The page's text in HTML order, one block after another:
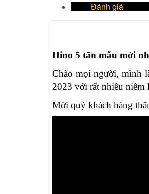
Đánh giá
Hino 5 tấn mẫu mới
Chào mọi người, mình
2023 với rất nhiều
Mời quý khách hàng